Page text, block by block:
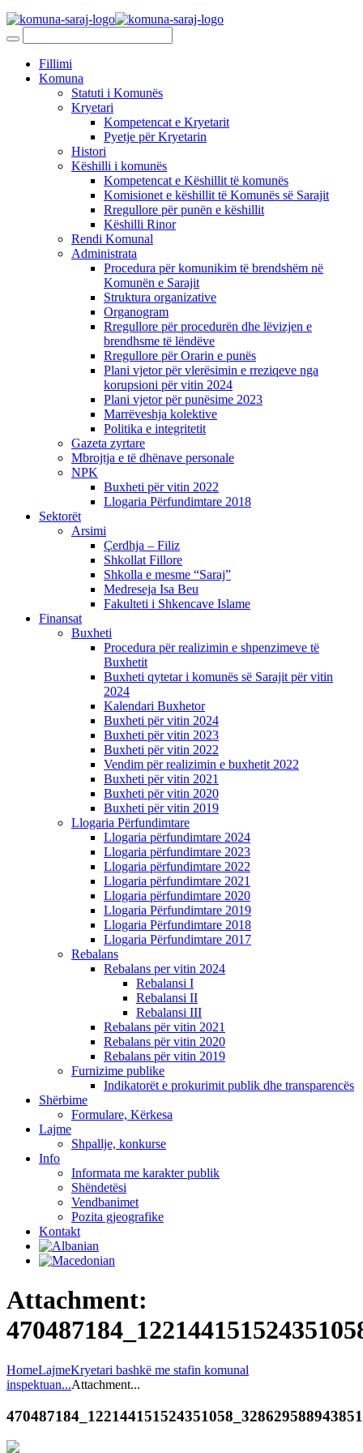
Fillimi
Komuna
Statuti i Komunës
Kryetari
Kompetencat e Kryetarit
Pyetje për Kryetarin
Histori
Këshilli i komunës
Kompetencat e Këshillit të komunës
Komisionet e këshillit të Komunës së Sarajit
Rregullore për punën e këshillit
Këshilli Rinor
Rendi Komunal
Administrata
Procedura për komunikim të brendshëm në
Komunën e Sarajit
Struktura organizative
Organogram
Rregullore për procedurën dhe lëvizjen e
brendhsme të lëndëve
Rregullore për Orarin e punës
Plani vjetor për vlerësimin e rreziqeve nga
korupsioni për vitin 2024
Plani vjetor për punësime 2023
Marrëveshja kolektive
Politika e integritetit
Gazeta zyrtare
Mbrojtja e të dhënave personale
NPK
Buxheti për vitin 2022
Llogaria Përfundimtare 2018
Sektorët
Arsimi
Çerdhja – Filiz
Shkollat Fillore
Shkolla e mesme “Saraj”
Medreseja Isa Beu
Fakulteti i Shkencave Islame
Finansat
Buxheti
Procedura për realizimin e shpenzimeve të
Buxhetit
Buxheti qytetar i komunës së Sarajit për vitin
2024
Kalendari Buxhetor
Buxheti për vitin 2024
Buxheti për vitin 2023
Buxheti për vitin 2022
Vendim për realizimin e buxhetit 2022
Buxheti për vitin 2021
Buxheti për vitin 2020
Buxheti për vitin 2019
Llogaria Përfundimtare
Llogaria përfundimtare 2024
Llogaria përfundimtare 2023
Llogaria përfundimtare 2022
Llogaria përfundimtare 2021
Llogaria përfundimtare 2020
Llogaria Përfundimtare 2019
Llogaria Përfundimtare 2018
Llogaria Përfundimtare 2017
Rebalans
Rebalans per vitin 2024
Rebalansi I
Rebalansi II
Rebalansi III
Rebalans për vitin 2021
Rebalans për vitin 2020
Rebalans për vitin 2019
Furnizime publike
Indikatorët e prokurimit publik dhe transparencës
Shërbime
Formulare, Kërkesa
Lajme
Shpallje, konkurse
Info
Informata me karakter publik
Shëndetësi
Vendbanimet
Pozita gjeografike
Kontakt
Attachment:
HomeLajmeKryetari bashkë me stafin komunal
inspektuan...Attachment...